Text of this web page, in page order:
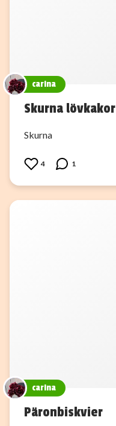
carina
Skurna lövkakor
Skurna
4 1
carina
Päronbiskvier